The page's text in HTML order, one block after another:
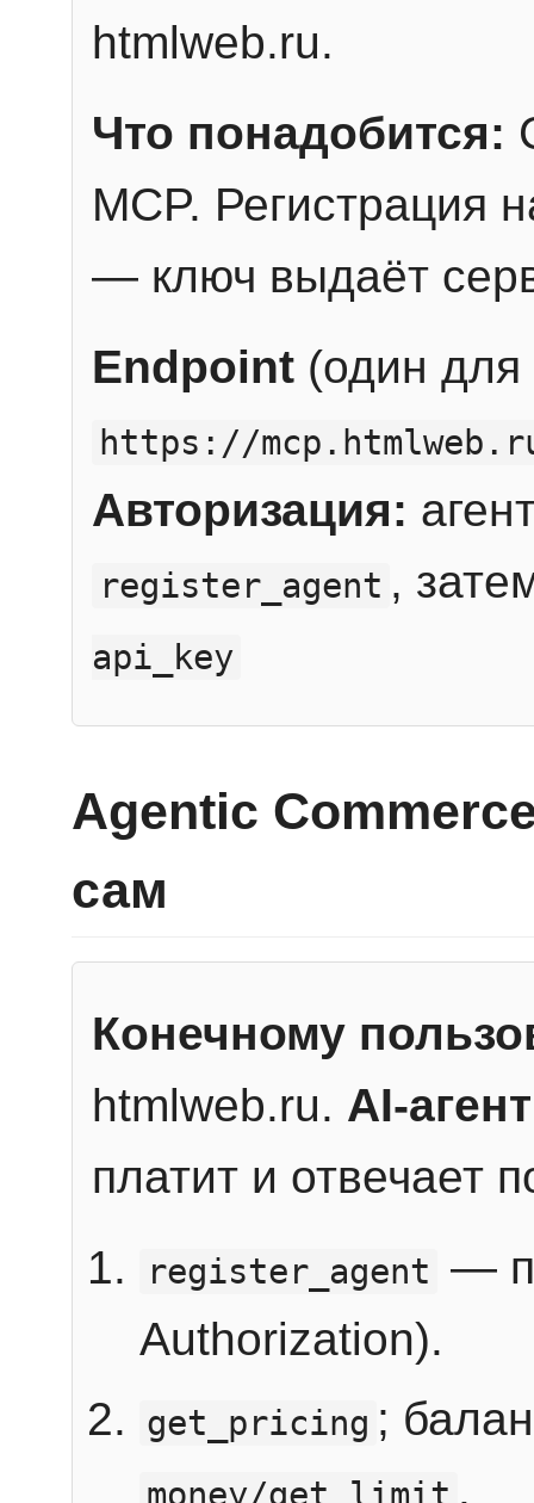
htmlweb.ru.
Что понадобится:
MCP. Регистрация
— ключ выдаёт
Endpoint (один для
https://
Авторизация:
register_agent ,
api_key
Agentic
сам
Конечному
htmlweb.ru. AI-агент
платит и отвечает
register_agent —
Authorization).
get_pricing ;
.